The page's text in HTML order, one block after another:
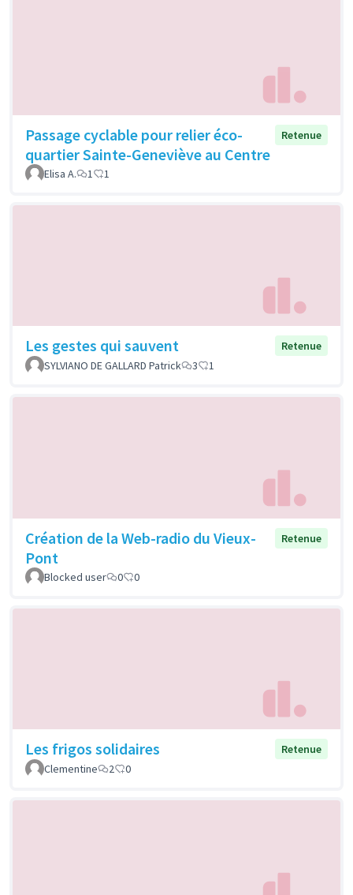
Passage cyclable pour relier éco-
quartier Sainte-Geneviève au Centre
Retenue
Elisa A. 1 1
Les gestes qui sauvent
Retenue
SYLVIANO DE GALLARD Patrick
3 1
Création de la Web-radio du Vieux-
Pont
Retenue
Blocked user 0 0
Les frigos solidaires
Retenue
Clementine
2 0